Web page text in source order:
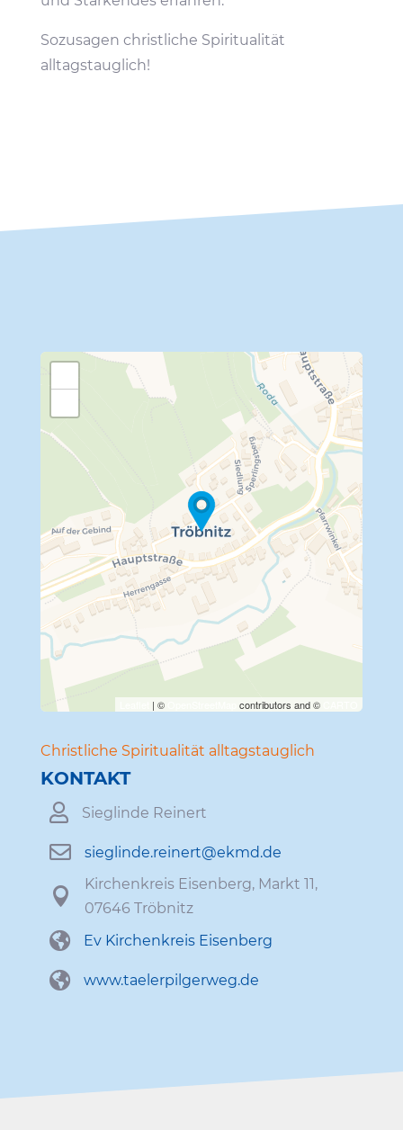
Sozu­sagen christ­liche Spiri­tua­lität
alltagstauglich!
Travelers' Map wird geladen …
Wenn du dies siehst, nachdem
deine Seite vollständig geladen
wurde, fehlen leafletJS-Dateien.
| © contributors and ©
Christ­liche Spiri­tua­lität alltagstauglich
KONTAKT

Sieg­linde Reinert
 sieglinde.​reinert@​ekmd.​de

Kirchen­kreis Eisen­berg, Markt 11,
07646 Tröbnitz
 Ev Kirchen­kreis Eisenberg
 www​.taeler​pil​gerweg​.de